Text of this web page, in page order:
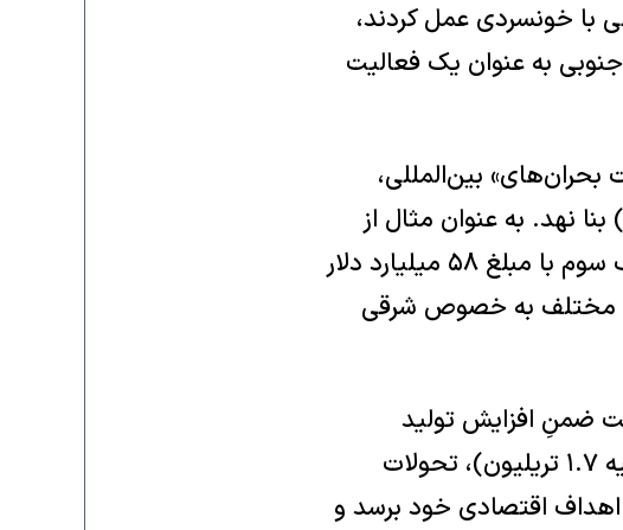
با خونسردی عمل کردند،
به عنوان یک فعالیت
بین‌المللی،
مبنای حکمرانی را باید در «بازسازی داخلی» (Domestic Renewal) بنا نهد. به عنوان مثال از
۶۱۷۰۰۰ پُل در آمریکا که عموماً در قرن نوزدهم ساخته شده‌اند، یک سوم با مبلغ ۵۸ میلیارد دلار
مختلف به خصوص شرقی
ضمنِ افزایش تولید
ناخالص داخلی ۲۵ تریلیون دلاری آمریکا (چین ۱۸ تریلیون و روسیه ۱.۷ تریلیون)، تحولات
اهداف اقتصادی خود برسد و